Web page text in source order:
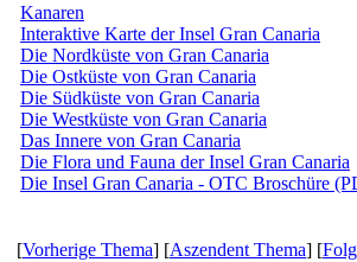
Kanaren
Interaktive Karte der Insel Gran Canaria
Die Nordküste von Gran Canaria
Die Ostküste von Gran Canaria
Die Südküste von Gran Canaria
Die Westküste von Gran Canaria
Das Innere von Gran Canaria
Die Flora und Fauna der Insel Gran Canaria
Die Insel Gran Canaria - OTC Broschüre
[Vorherige Thema] [Aszendent Thema] [